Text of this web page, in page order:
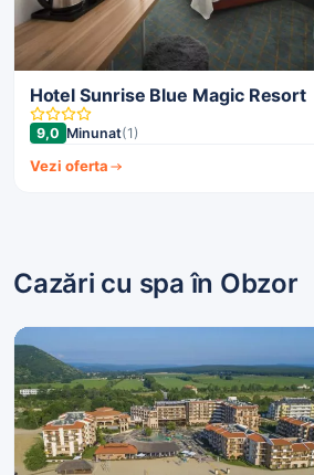
Hotel Sunrise Blue Magic Resort
9,0 Minunat(1)
Vezi oferta
Cazări cu spa în Obzor